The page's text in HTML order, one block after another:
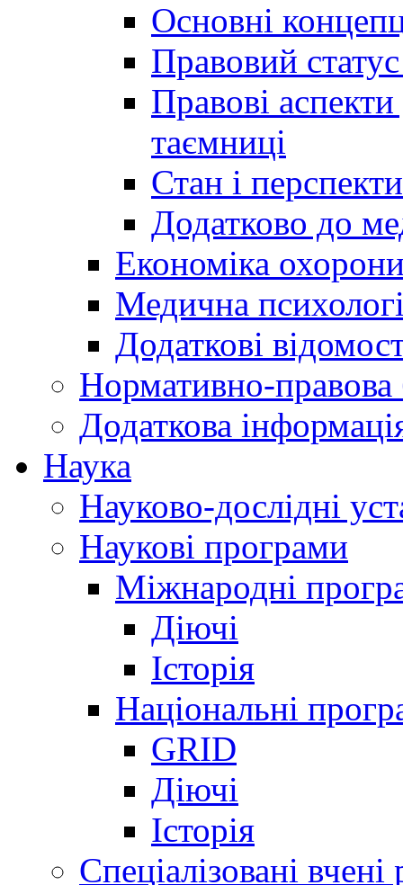
Основні
Правовий
Правові
таємниці
Стан і
Додатково до
Економіка
Медична
Додаткові
Нормативно-правова
Додаткова
Наука
Науково-дослідні
Наукові програми
Міжнародні
Діючі
Історія
Національні
GRID
Діючі
Історія
Спеціалізовані вчені